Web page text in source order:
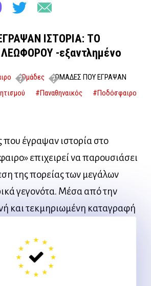
ΙΣΤΟΡΙΑ: ΤΟ
-εξαντλημένο
Ομάδες
ΟΜΑΔΕΣ ΠΟΥ ΕΓΡΑΨΑΝ
ΛΕΩΦΟΡΟΥ -εξαντλημένο
#Παναθηναικός #Ποδόσφαιρο
που έγραψαν ιστορία στο
επιχειρεί να παρουσιάσει
της πορείας των μεγάλων
γεγονότα. Μέσα από την
και τεκμηριωμένη καταγραφή
του Παναθηναϊκού, ο
θα θυμηθεί μεγάλες
αλλά και θα γνωρίσει τα
την πορεία της κάθε